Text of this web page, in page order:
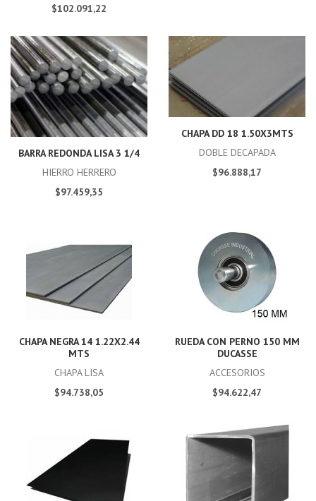
$102.091,22
BARRA REDONDA LISA 3 1/4
HIERRO HERRERO
$97.459,35
CHAPA DD 18 1.50X3MTS
DOBLE DECAPADA
$96.888,17
CHAPA NEGRA 14 1.22X2.44
MTS
CHAPA LISA
$94.738,05
RUEDA CON PERNO 150 MM
DUCASSE
ACCESORIOS
$94.622,47